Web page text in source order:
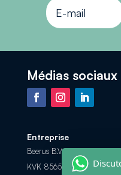
Médias sociaux
Entreprise
Beerus B.V.
KVK 85658308